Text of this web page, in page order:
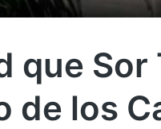
que
de los